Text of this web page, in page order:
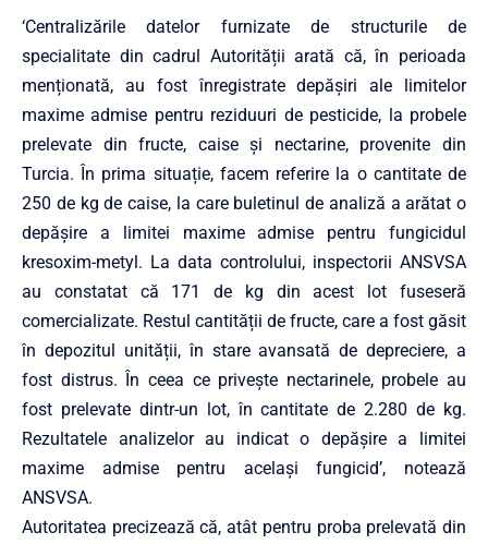
‘Centralizările datelor furnizate de structurile de
specialitate din cadrul Autorității arată că, în perioada
menționată, au fost înregistrate depășiri ale limitelor
maxime admise pentru reziduuri de pesticide, la probele
prelevate din fructe, caise și nectarine, provenite din
Turcia. În prima situație, facem referire la o cantitate de
250 de kg de caise, la care buletinul de analiză a arătat o
depășire a limitei maxime admise pentru fungicidul
kresoxim-metyl. La data controlului, inspectorii ANSVSA
au constatat că 171 de kg din acest lot fuseseră
comercializate. Restul cantității de fructe, care a fost găsit
în depozitul unității, în stare avansată de depreciere, a
fost distrus. În ceea ce privește nectarinele, probele au
fost prelevate dintr-un lot, în cantitate de 2.280 de kg.
Rezultatele analizelor au indicat o depășire a limitei
maxime admise pentru același fungicid’, notează
ANSVSA.
Autoritatea precizează că, atât pentru proba prelevată din